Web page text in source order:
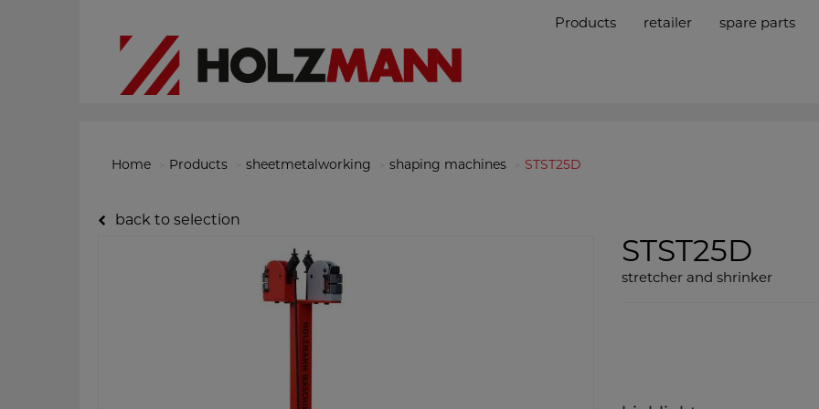
Products retailer spare parts
Home Products sheetmetalworking shaping machines STST25D
back to selection
STST25D
stretcher and shrinker